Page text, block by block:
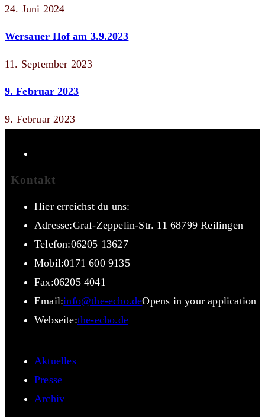
24. Juni 2024
Wersauer Hof am 3.9.2023
11. September 2023
9. Februar 2023
9. Februar 2023
Kontakt
Hier erreichst du uns:
Adresse:Graf-Zeppelin-Str. 11 68799 Reilingen
Telefon:06205 13627
Mobil:0171 600 9135
Fax:06205 4041
Email:info@the-echo.deOpens in your application
Webseite:the-echo.de
Aktuelles
Presse
Archiv